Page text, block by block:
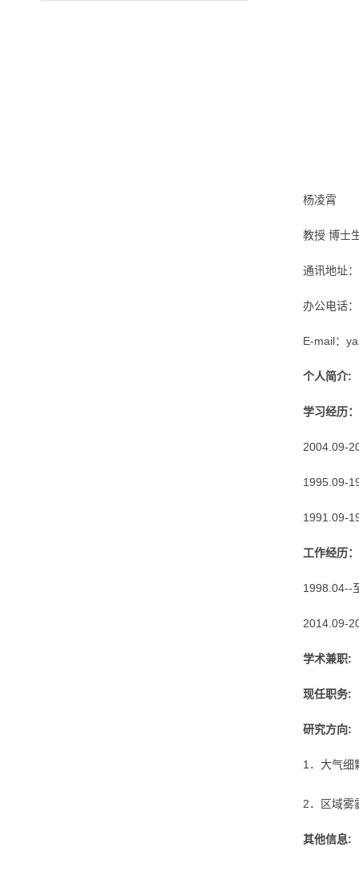
杨凌霄
教授 博士
通讯地址
办公电话
E-mail：
个人简介:
学习经历：
2004.09-
1995.09-
1991.09-
工作经历：
1998.04--
2014.09-
学术兼职:
现任职务:
研究方向:
1．大气细
2．区域雾
其他信息: